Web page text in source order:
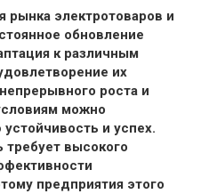
рынка электротоваров и
обновление
к различным
их
роста и
можно
и успех.
высокого
предприятия этого